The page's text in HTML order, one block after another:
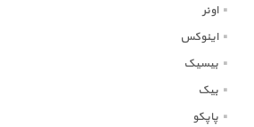
اونر
اینوکس
بیسیک
بیک
پاپکو